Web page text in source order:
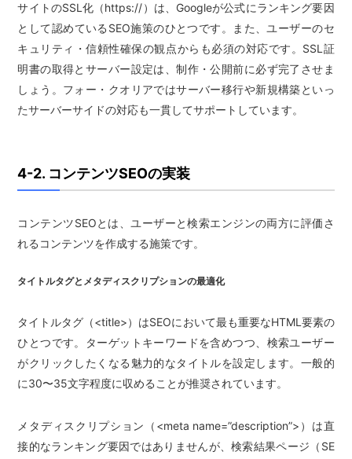
サイトのSSL化（https://）は、Googleが公式にランキング要因
として認めているSEO施策のひとつです。また、ユーザーのセ
キュリティ・信頼性確保の観点からも必須の対応です。SSL証
明書の取得とサーバー設定は、制作・公開前に必ず完了させま
しょう。フォー・クオリアではサーバー移行や新規構築といっ
たサーバーサイドの対応も一貫してサポートしています。
4-2. コンテンツSEOの実装
コンテンツSEOとは、ユーザーと検索エンジンの両方に評価さ
れるコンテンツを作成する施策です。
タイトルタグとメタディスクリプションの最適化
タイトルタグ（<title>）はSEOにおいて最も重要なHTML要素の
ひとつです。ターゲットキーワードを含めつつ、検索ユーザー
がクリックしたくなる魅力的なタイトルを設定します。一般的
に30〜35文字程度に収めることが推奨されています。
メタディスクリプション（<meta name=”description”>）は直
接的なランキング要因ではありませんが、検索結果ページ（SE